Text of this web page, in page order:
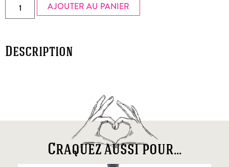
AJOUTER AU PANIER
Description
Craquez aussi pour...